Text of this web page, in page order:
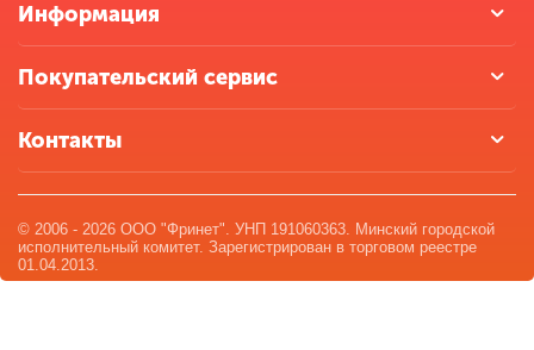
Информация
Покупательский сервис
Контакты
© 2006 - 2026 ООО "Фринет". УНП 191060363. Минский городской
исполнительный комитет. Зарегистрирован в торговом реестре
01.04.2013.